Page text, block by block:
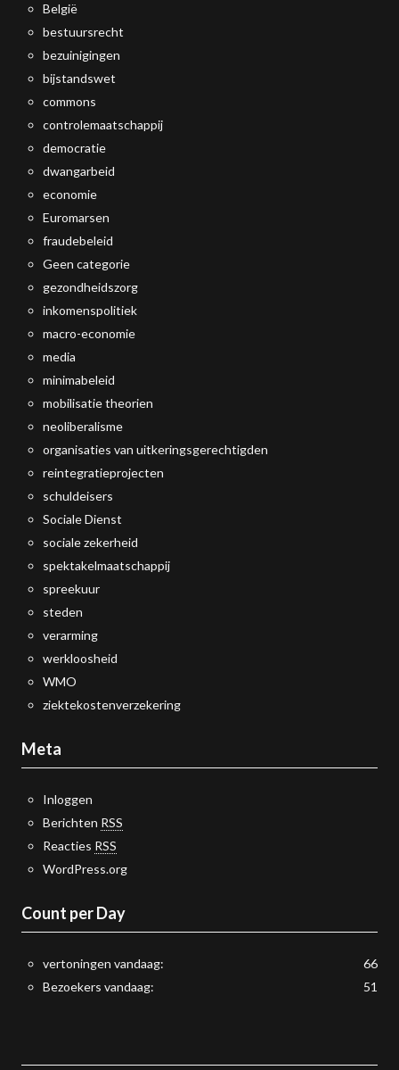
België
bestuursrecht
bezuinigingen
bijstandswet
commons
controlemaatschappij
democratie
dwangarbeid
economie
Euromarsen
fraudebeleid
Geen categorie
gezondheidszorg
inkomenspolitiek
macro-economie
media
minimabeleid
mobilisatie theorien
neoliberalisme
organisaties van uitkeringsgerechtigden
reintegratieprojecten
schuldeisers
Sociale Dienst
sociale zekerheid
spektakelmaatschappij
spreekuur
steden
verarming
werkloosheid
WMO
ziektekostenverzekering
Meta
Inloggen
Berichten RSS
Reacties RSS
WordPress.org
Count per Day
66
vertoningen vandaag:
51
Bezoekers vandaag: